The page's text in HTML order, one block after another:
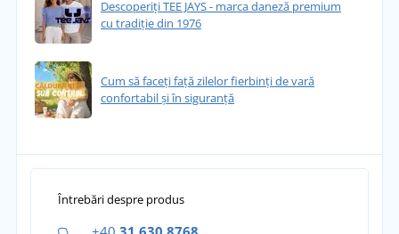
Descoperiți TEE JAYS - marca daneză premium
cu tradiție din 1976
Cum să faceți față zilelor fierbinți de vară
confortabil și în siguranță
Întrebări despre produs